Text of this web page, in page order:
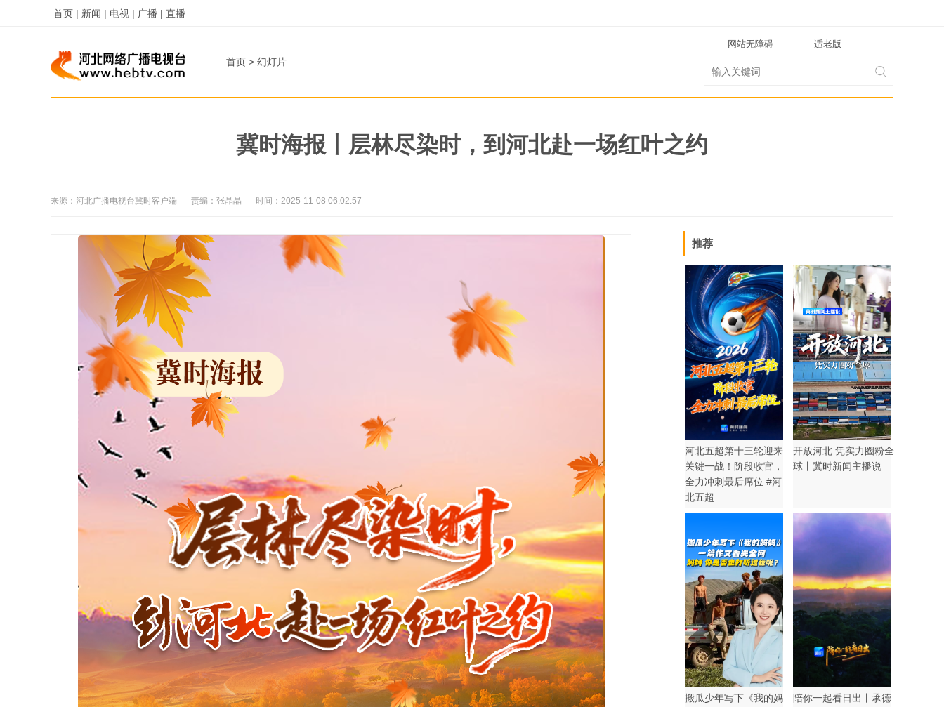
首页 | 新闻 | 电视 | 广播 | 直播
首页 > 幻灯片
网站无障碍 适老版
冀时海报丨层林尽染时，到河北赴一场红叶之约
来源： 河北广播电视台冀时客户端 责编： 张晶晶 时间： 2025-11-08 06:02:57
推荐
河北五超第十三轮迎来
关键一战！阶段收官，
全力冲刺最后席位 #河
北五超
开放河北 凭实力圈粉全
球丨冀时新闻主播说
搬瓜少年写下《我的妈
陪你一起看日出丨承德